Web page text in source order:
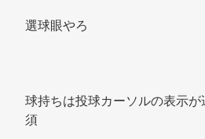
選球眼やろ
球持ちは投球カーソルの表示
須